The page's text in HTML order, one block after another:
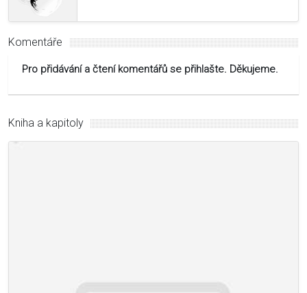
Komentáře
Pro přidávání a čtení komentářů se přihlašte. Děkujeme.
Kniha a kapitoly